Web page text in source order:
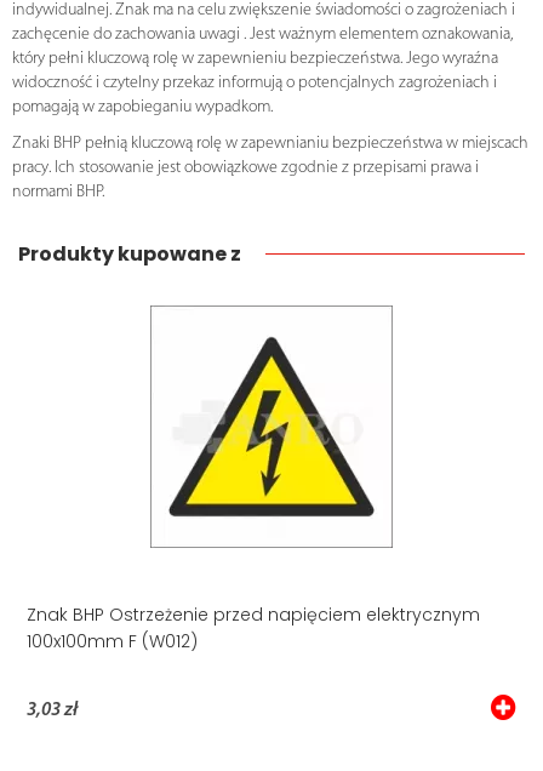
indywidualnej. Znak ma na celu zwiększenie świadomości o zagrożeniach i
zachęcenie do zachowania uwagi . Jest ważnym elementem oznakowania,
który pełni kluczową rolę w zapewnieniu bezpieczeństwa. Jego wyraźna
widoczność i czytelny przekaz informują o potencjalnych zagrożeniach i
pomagają w zapobieganiu wypadkom.
Znaki BHP pełnią kluczową rolę w zapewnianiu bezpieczeństwa w miejscach
pracy. Ich stosowanie jest obowiązkowe zgodnie z przepisami prawa i
normami BHP.
Produkty kupowane z
Znak BHP Ostrzeżenie przed napięciem elektrycznym
100x100mm F (W012)
3,03 zł